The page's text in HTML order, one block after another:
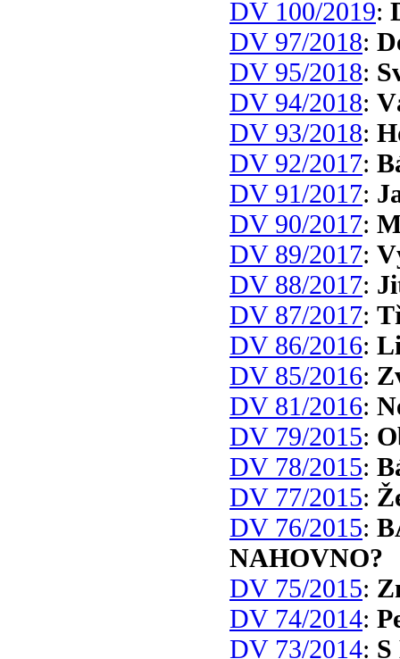
DV 100/2019:
DV 97/2018:
DV 95/2018:
DV 94/2018:
DV 93/2018:
DV 92/2017:
DV 91/2017:
DV 90/2017:
DV 89/2017:
DV 88/2017:
DV 87/2017:
DV 86/2016:
DV 85/2016:
DV 81/2016:
DV 79/2015:
DV 78/2015:
DV 77/2015:
DV 76/2015:
NAHOVNO?
DV 75/2015:
DV 74/2014:
DV 73/2014: